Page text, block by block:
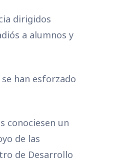
dirigidos
a alumnos y
se han esforzado
conociesen un
de las
de Desarrollo